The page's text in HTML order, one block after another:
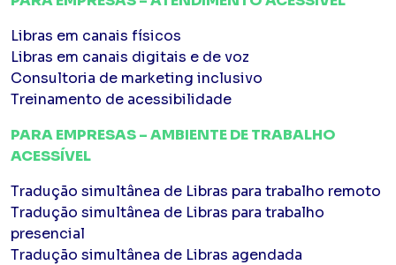
Libras em canais físicos
Libras em canais digitais e de voz
Consultoria de marketing inclusivo
Treinamento de acessibilidade
PARA EMPRESAS – AMBIENTE DE TRABALHO
ACESSÍVEL
Tradução simultânea de Libras para trabalho remoto
Tradução simultânea de Libras para trabalho
presencial
Tradução simultânea de Libras agendada